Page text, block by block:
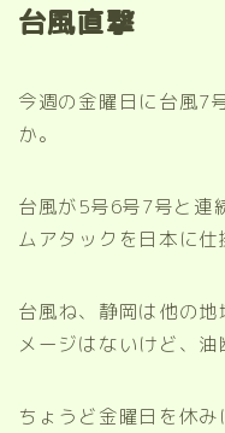
台風直撃
今週の金曜日に台風7
か。
台風が5号6号7号と連
ムアタックを日本に仕
台風ね、静岡は他の
メージはないけど、油
ちょうど金曜日を休